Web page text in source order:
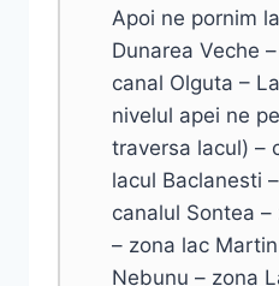
Apoi ne pornim
Dunarea Veche
canal Olguta –
nivelul apei ne
traversa lacul) –
lacul Baclanesti
canalul Sontea
– zona lac
Nebunu – zona